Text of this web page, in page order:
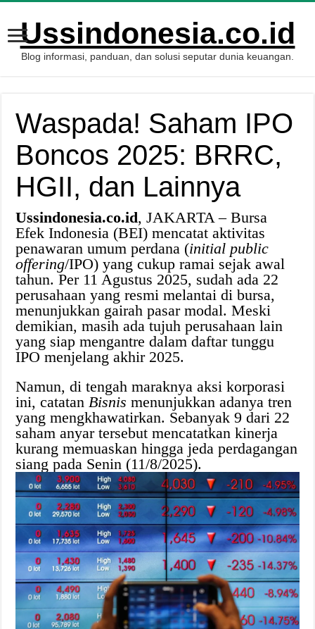
Ussindonesia.co.id
Blog informasi, panduan, dan solusi seputar dunia keuangan.
Waspada! Saham IPO
Boncos 2025: BRRC,
HGII, dan Lainnya
Ussindonesia.co.id, JAKARTA – Bursa
Efek Indonesia (BEI) mencatat aktivitas
penawaran umum perdana (initial public
offering/IPO) yang cukup ramai sejak awal
tahun. Per 11 Agustus 2025, sudah ada 22
perusahaan yang resmi melantai di bursa,
menunjukkan gairah pasar modal. Meski
demikian, masih ada tujuh perusahaan lain
yang siap mengantre dalam daftar tunggu
IPO menjelang akhir 2025.
Namun, di tengah maraknya aksi korporasi
ini, catatanBisnis menunjukkan adanya tren
yang mengkhawatirkan. Sebanyak 9 dari 22
saham anyar tersebut mencatatkan kinerja
kurang memuaskan hingga jeda perdagangan
siang pada Senin (11/8/2025).